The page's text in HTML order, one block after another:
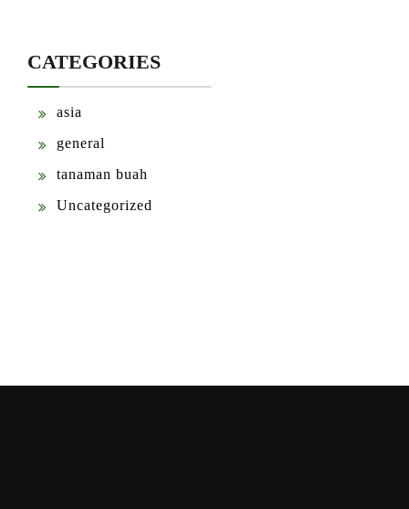
CATEGORIES
asia
general
tanaman buah
Uncategorized